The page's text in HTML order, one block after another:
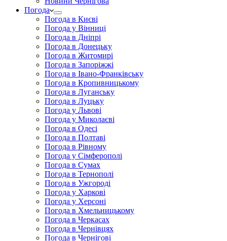
Погода
Погода в Києві
Погода у Вінниці
Погода в Дніпрі
Погода в Донецьку
Погода в Житомирі
Погода в Запоріжжі
Погода в Івано-Франківську
Погода в Кропивницькому
Погода в Луганську
Погода в Луцьку
Погода у Львові
Погода у Миколаєві
Погода в Одесі
Погода в Полтаві
Погода в Рівному
Погода у Сімферополі
Погода в Сумах
Погода в Тернополі
Погода в Ужгороді
Погода у Харкові
Погода у Херсоні
Погода в Хмельницькому
Погода в Черкасах
Погода в Чернівцях
Погода в Чернігові